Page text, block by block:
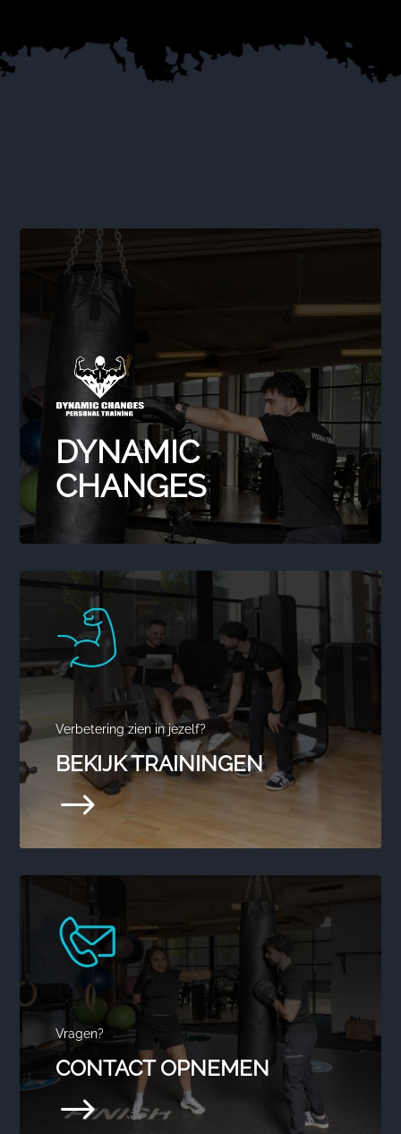
DYNAMIC
CHANGES
Verbetering zien in jezelf?
BEKIJK TRAININGEN
$
Vragen?
CONTACT OPNEMEN
$